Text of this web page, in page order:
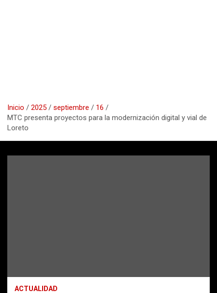
Inicio 2025 septiembre
16
MTC presenta proyectos para la modernización digital y vial de
Loreto
ACTUALIDAD